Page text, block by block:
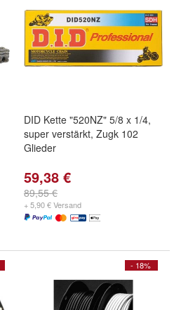
DID Kette "520NZ" 5/8 x 1/4,
super verstärkt, Zugk 102
Glieder
59,38 €
89,55 €
+ 5,90 € Versand
- 18%